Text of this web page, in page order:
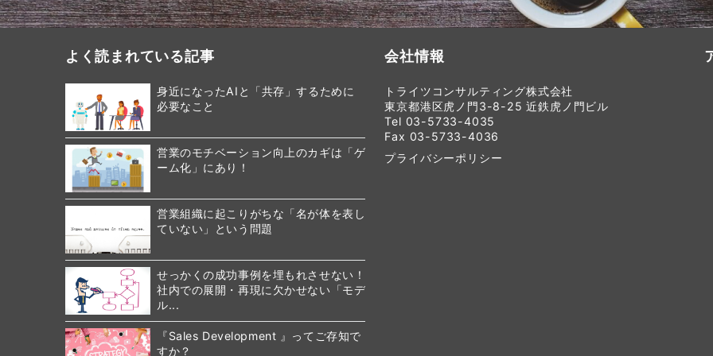
よく読まれている記事
身近になったAIと「共存」するために
必要なこと
営業のモチベーション向上のカギは「ゲ
ーム化」にあり！
営業組織に起こりがちな「名が体を表し
ていない」という問題
せっかくの成功事例を埋もれさせない！
社内での展開・再現に欠かせない「モデ
ル...
『Sales Development 』ってご存知で
すか？
会社情報
トライツコンサルティング株式会社
東京都港区虎ノ門3-8-25 近鉄虎ノ門ビル
Tel 03-5733-4035
Fax 03-5733-4036
プライバシーポリシー